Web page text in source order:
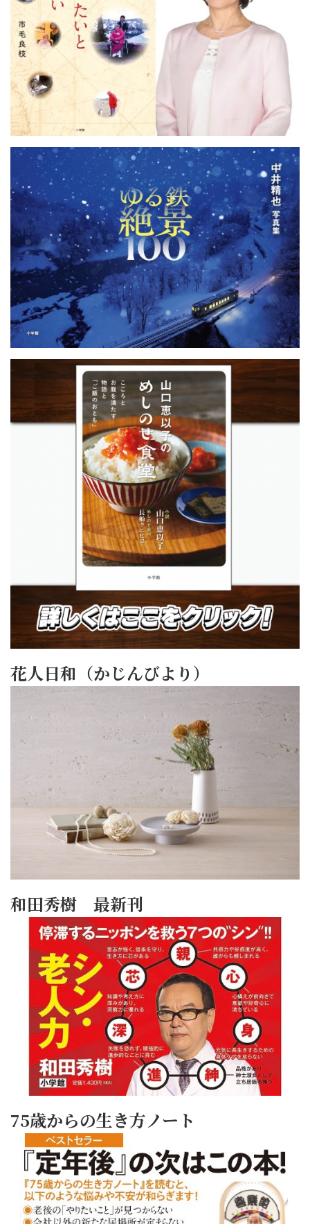
花人日和（かじんびより）
和田秀樹 最新刊
75歳からの生き方ノート